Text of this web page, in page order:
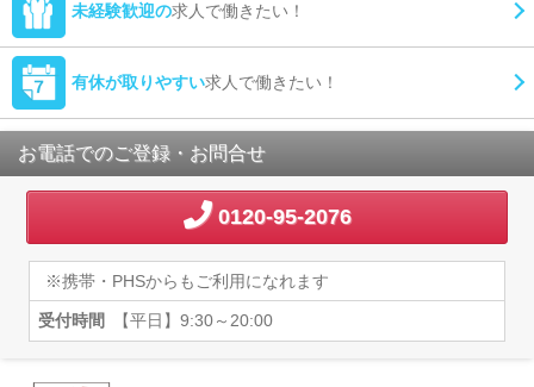
未経験歓迎の求人で働きたい！
有休が取りやすい求人で働きたい！
お電話でのご登録・お問合せ
0120-95-2076
※携帯・PHSからもご利用になれます
受付時間 【平日】9:30～20:00